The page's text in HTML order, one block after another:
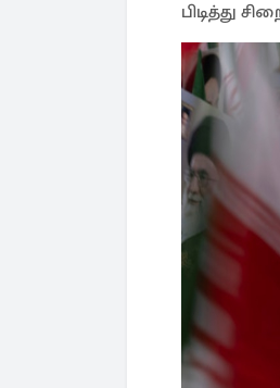
பிடித்து